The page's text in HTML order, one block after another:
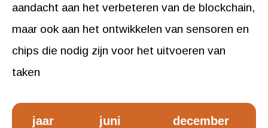
aandacht aan het verbeteren van de blockchain,
maar ook aan het ontwikkelen van sensoren en
chips die nodig zijn voor het uitvoeren van
taken
jaar juni december